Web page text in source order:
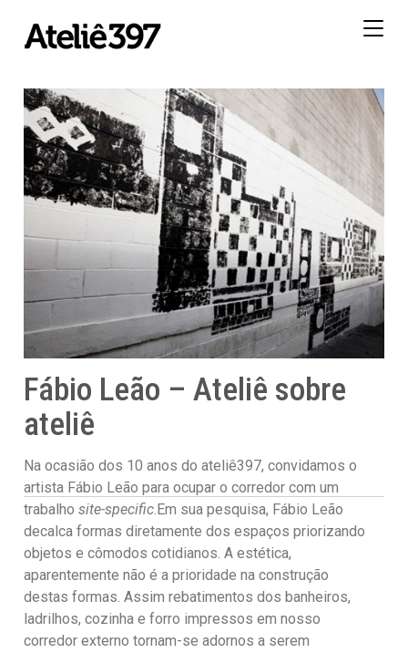
Fábio Leão – Ateliê sobre
ateliê
Na ocasião dos 10 anos do ateliê397, convidamos o
artista Fábio Leão para ocupar o corredor com um
trabalhosite-specific.Em sua pesquisa, Fábio Leão
decalca formas diretamente dos espaços priorizando
objetos e cômodos cotidianos. A estética,
aparentemente não é a prioridade na construção
destas formas. Assim rebatimentos dos banheiros,
ladrilhos, cozinha e forro impressos em nosso
corredor externo tornam-se adornos a serem